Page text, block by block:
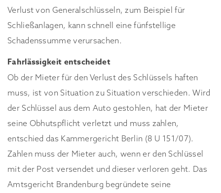
Verlust von Generalschlüsseln, zum Beispiel für
Schließanlagen, kann schnell eine fünfstellige
Schadenssumme verursachen.
Fahrlässigkeit entscheidet
Ob der Mieter für den Verlust des Schlüssels haften
muss, ist von Situation zu Situation verschieden. Wird
der Schlüssel aus dem Auto gestohlen, hat der Mieter
seine Obhutspflicht verletzt und muss zahlen,
entschied das Kammergericht Berlin (8 U 151/07).
Zahlen muss der Mieter auch, wenn er den Schlüssel
mit der Post versendet und dieser verloren geht. Das
Amtsgericht Brandenburg begründete seine